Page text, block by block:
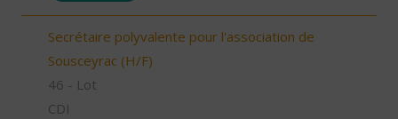
Secrétaire polyvalente pour l'association de
Sousceyrac (H/F)
46 - Lot
CDI